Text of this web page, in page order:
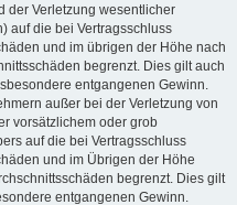
der Verletzung wesentlicher
auf die bei Vertragsschluss
und im übrigen der Höhe nach
begrenzt. Dies gilt auch
entgangenen Gewinn.
außer bei der Verletzung von
vorsätzlichem oder grob
auf die bei Vertragsschluss
und im Übrigen der Höhe
begrenzt. Dies gilt
entgangenen Gewinn.